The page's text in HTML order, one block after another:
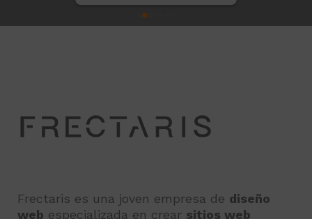
Frectaris es una joven empresa de diseño
web especializada en crear sitios web